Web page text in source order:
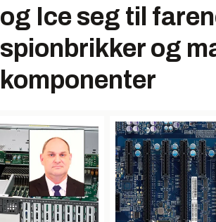
og Ice seg til
spionbrikker og
komponenter